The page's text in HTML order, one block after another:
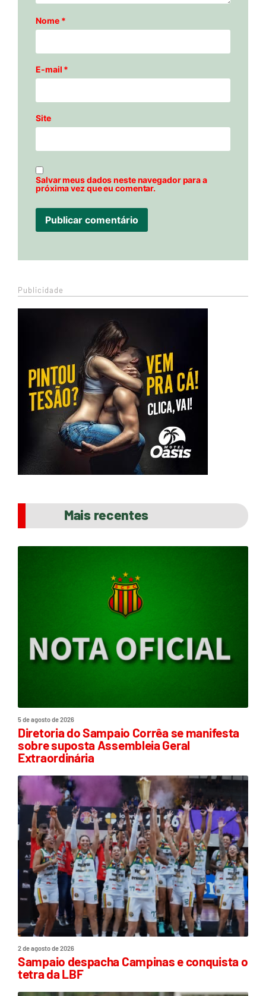
Nome *
E-mail *
Site
Salvar meus dados neste navegador para a
próxima vez que eu comentar.
Publicidade
Mais recentes
5 de agosto de 2026
Diretoria do Sampaio Corrêa se manifesta
sobre suposta Assembleia Geral
Extraordinária
2 de agosto de 2026
Sampaio despacha Campinas e conquista o
tetra da LBF